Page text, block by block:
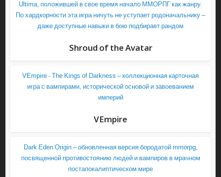
Ultima, положившей в свое время начало ММОРПГ как жанру.
По хардкорности эта игра ничуть не уступает родоначальнику –
даже доступные навыки в бою подбирает рандом
Shroud of the Avatar
VEmpire - The Kings of Darkness – коллекционная карточная
игра с вампирами, исторической основой и завоеванием
империй
VEmpire
Dark Eden Origin – обновленная версия бородатой mmorpg,
посвященной противостоянию людей и вампиров в мрачном
постапокалиптическом мире